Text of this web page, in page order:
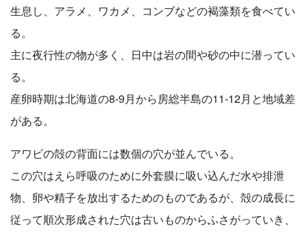
生息し、アラメ、ワカメ、コンブなどの褐藻類を食べてい
る。
主に夜行性の物が多く、日中は岩の間や砂の中に潜ってい
る。
産卵時期は北海道の8-9月から房総半島の11-12月と地域差
がある。
アワビの殻の背面には数個の穴が並んでいる。
この穴はえら呼吸のために外套膜に吸い込んだ水や排泄
物、卵や精子を放出するためのものであるが、殻の成長に
従って順次形成された穴は古いものからふさがっていき、